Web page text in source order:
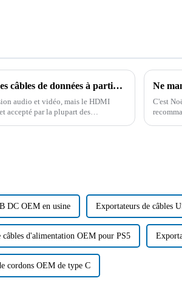
Les tendances futures du développement des câbles de données à partir des différences entre les câbles VGA et HDMI
audio et vidéo, mais le HDMI
accepté par la plupart des
Ne
C'est
DC OEM en usine Exportateurs de câbles
câbles d'alimentation OEM pour PS5
cordons OEM de type C